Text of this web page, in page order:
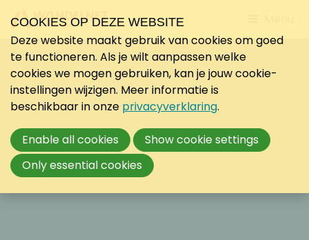
to
COOKIES OP DEZE WEBSITE
Deze website maakt gebruik van cookies om goed
te functioneren. Als je wilt aanpassen welke
cookies we mogen gebruiken, kan je jouw cookie-
instellingen wijzigen. Meer informatie is
beschikbaar in onze privacyverklaring.
Enable all cookies
Show cookie settings
Only essential cookies